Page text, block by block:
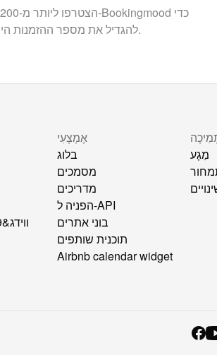
להגדיל את מספר ההזמנות הישירות ולבנות קשרים חזקים יותר עם האורחים.
אֶמְצָעִי
בלוג
מסמכים
מדריכים
הפניה ל-API
בוני אתרים
תוכנית שותפים
Airbnb calendar widget
מַגָע